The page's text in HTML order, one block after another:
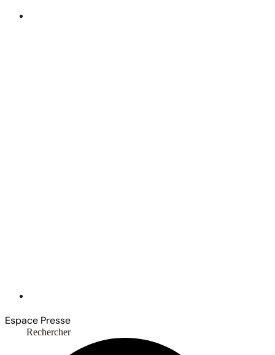
Espace Presse
Rechercher